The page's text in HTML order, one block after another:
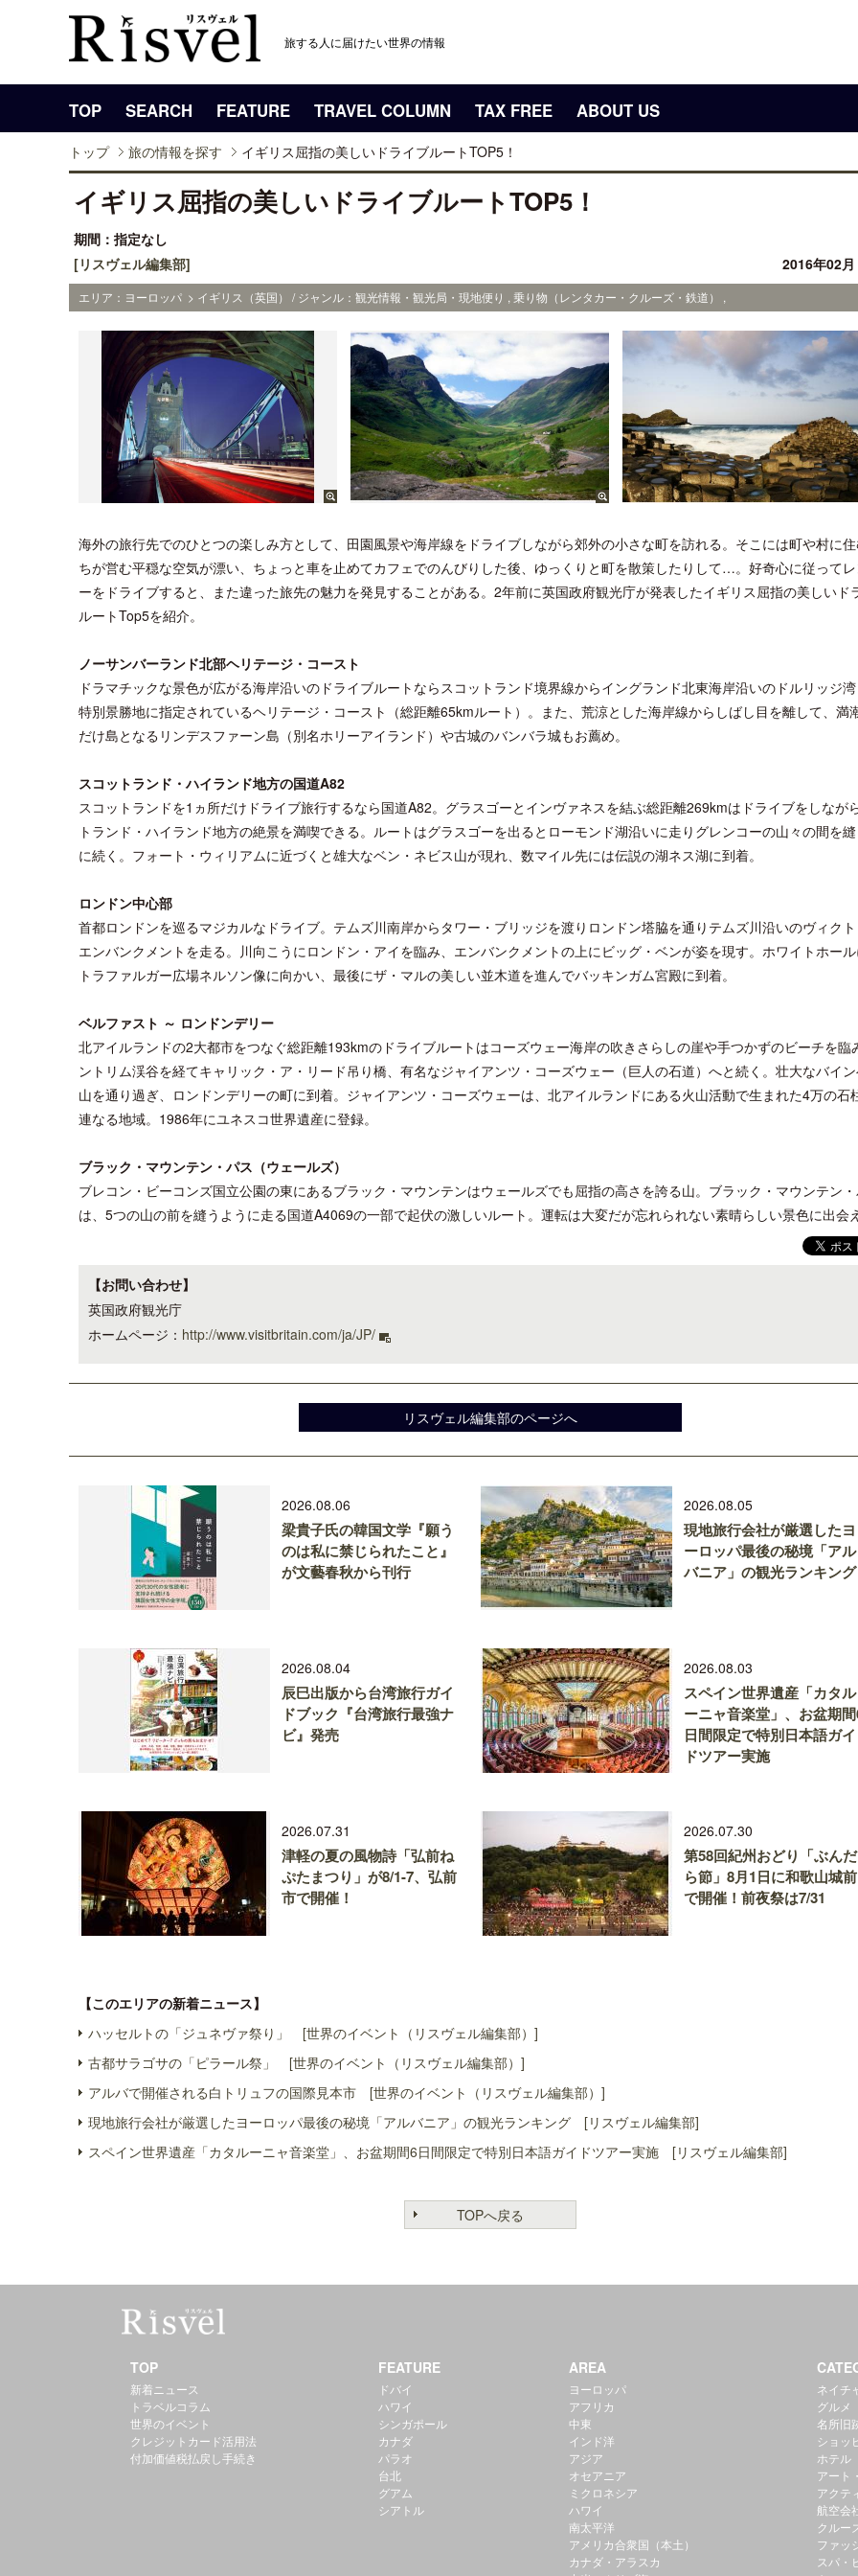
旅する人に届けたい世界の情報
TOP SEARCH FEATURE TRAVEL COLUMN TAX FREE ABOUT US
トップ 旅の情報を探す イギリス屈指の美しいドライブルートTOP5！
イギリス屈指の美しいドライブルートTOP5！
期間：指定なし
[リスヴェル編集部]
2016年02
エリア：ヨーロッパ > イギリス（英国） / ジャンル：観光情報・観光局・現地便り , 乗り物（レンタカー・クルーズ・鉄道） ,
海外の旅行先でのひとつの楽しみ方として、田園風景や海岸線をドライブしながら郊外の小さな町を訪れる。そこには町や村に
ちが営む平穏な空気が漂い、ちょっと車を止めてカフェでのんびりした後、ゆっくりと町を散策したりして…。好奇心に従って
ーをドライブすると、また違った旅先の魅力を発見することがある。2年前に英国政府観光庁が発表したイギリス屈指の美しいド
ルートTop5を紹介。
ノーサンバーランド北部ヘリテージ・コースト
ドラマチックな景色が広がる海岸沿いのドライブルートならスコットランド境界線からイングランド北東海岸沿いのドルリッジ
特別景勝地に指定されているヘリテージ・コースト（総距離65kmルート）。また、荒涼とした海岸線からしばし目を離して、満
だけ島となるリンデスファーン島（別名ホリーアイランド）や古城のバンバラ城もお薦め。
スコットランド・ハイランド地方の国道A82
スコットランドを1ヵ所だけドライブ旅行するなら国道A82。グラスゴーとインヴァネスを結ぶ総距離269kmはドライブをしなが
トランド・ハイランド地方の絶景を満喫できる。ルートはグラスゴーを出るとローモンド湖沿いに走りグレンコーの山々の間を
に続く。フォート・ウィリアムに近づくと雄大なベン・ネビス山が現れ、数マイル先には伝説の湖ネス湖に到着。
ロンドン中心部
首都ロンドンを巡るマジカルなドライブ。テムズ川南岸からタワー・ブリッジを渡りロンドン塔脇を通りテムズ川沿いのヴィク
エンバンクメントを走る。川向こうにロンドン・アイを臨み、エンバンクメントの上にビッグ・ベンが姿を現す。ホワイトホー
トラファルガー広場ネルソン像に向かい、最後にザ・マルの美しい並木道を進んでバッキンガム宮殿に到着。
ベルファスト ～ ロンドンデリー
北アイルランドの2大都市をつなぐ総距離193kmのドライブルートはコーズウェー海岸の吹きさらしの崖や手つかずのビーチを臨
ントリム渓谷を経てキャリック・ア・リード吊り橋、有名なジャイアンツ・コーズウェー（巨人の石道）へと続く。壮大なバイ
山を通り過ぎ、ロンドンデリーの町に到着。ジャイアンツ・コーズウェーは、北アイルランドにある火山活動で生まれた4万の石
連なる地域。1986年にユネスコ世界遺産に登録。
ブラック・マウンテン・パス（ウェールズ）
ブレコン・ビーコンズ国立公園の東にあるブラック・マウンテンはウェールズでも屈指の高さを誇る山。ブラック・マウンテン
は、5つの山の前を縫うように走る国道A4069の一部で起伏の激しいルート。運転は大変だが忘れられない素晴らしい景色に出会
【お問い合わせ】
英国政府観光庁
ホームページ： http://www.visitbritain.com/ja/JP/
リスヴェル編集部のページへ
2026.08.06
梁貴子氏の韓国文学『願う
のは私に禁じられたこと』
が文藝春秋から刊行
2026.08.05
現地旅行会社が厳選したヨ
ーロッパ最後の秘境「アル
バニア」の観光ランキング
2026.08.04
辰巳出版から台湾旅行ガイ
ドブック『台湾旅行最強ナ
ビ』発売
2026.08.03
スペイン世界遺産「カタル
ーニャ音楽堂」、お盆期
日間限定で特別日本語ガイ
ドツアー実施
2026.07.31
津軽の夏の風物詩「弘前ね
ぷたまつり」が8/1-7、弘前
市で開催！
2026.07.30
第58回紀州おどり「ぶんだ
ら節」8月1日に和歌山城前
で開催！前夜祭は7/31
【このエリアの新着ニュース】
ハッセルトの「ジュネヴァ祭り」 [世界のイベント（リスヴェル編集部）]
古都サラゴサの「ピラール祭」 [世界のイベント（リスヴェル編集部）]
アルバで開催される白トリュフの国際見本市 [世界のイベント（リスヴェル編集部）]
現地旅行会社が厳選したヨーロッパ最後の秘境「アルバニア」の観光ランキング [リスヴェル編集部]
スペイン世界遺産「カタルーニャ音楽堂」、お盆期間6日間限定で特別日本語ガイドツアー実施 [リスヴェル編集部]
TOPへ戻る
TOP
新着ニュース
トラベルコラム
世界のイベント
クレジットカード活用法
付加価値税払戻し手続き
FEATURE
ドバイ
ハワイ
シンガポール
カナダ
パラオ
台北
グアム
シアトル
AREA
ヨーロッパ
アフリカ
中東
インド洋
アジア
オセアニア
ミクロネシア
ハワイ
南太平洋
アメリカ合衆国（本土）
カナダ・アラスカ
ネイチ
グルメ
名所旧
ショッ
ホテル
アート
アクテ
航空会
クルー
ファッ
スパ・